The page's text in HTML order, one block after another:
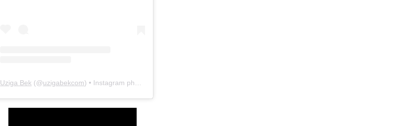
Uziga Bek (@uzigabekcom) • Instagram photos and videos